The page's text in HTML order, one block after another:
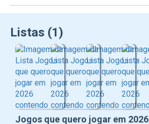
Listas (1)
Jogos que quero jogar em 2026